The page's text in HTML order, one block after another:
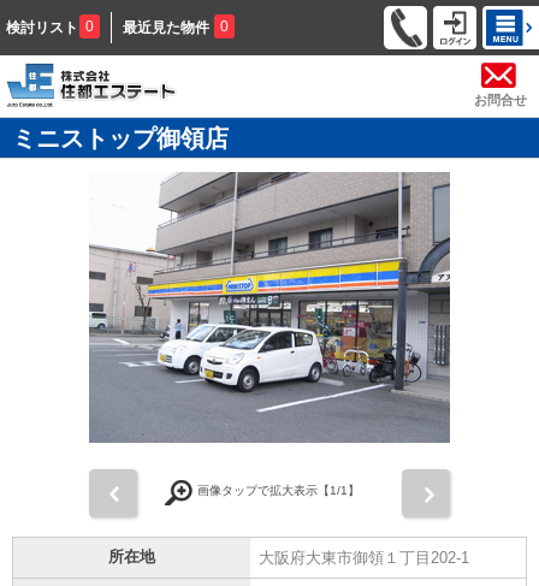
検討リスト 0 最近見た物件 0
お問合せ
ミニストップ御領店
画像タップで拡大表示【1/1】
所在地 大阪府大東市御領１丁目202-1